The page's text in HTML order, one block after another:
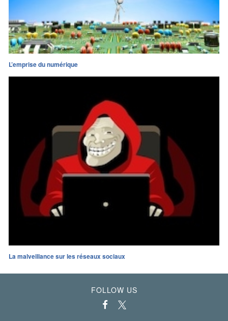
L’emprise du numérique
La malveillance sur les réseaux sociaux
FOLLOW US